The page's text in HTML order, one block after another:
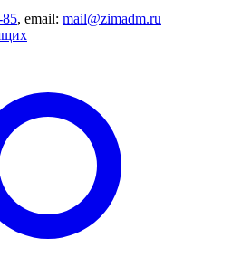
85, email: mail@zimadm.ru